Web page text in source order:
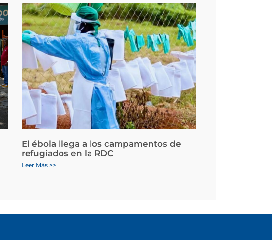
El ébola llega a los campamentos de
refugiados en la RDC
Leer Más >>